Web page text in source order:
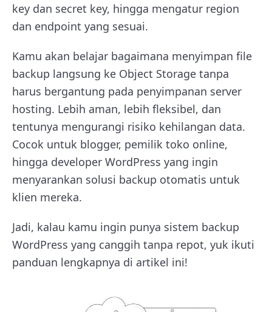
key dan secret key, hingga mengatur region
dan endpoint yang sesuai.
Kamu akan belajar bagaimana menyimpan file
backup langsung ke Object Storage tanpa
harus bergantung pada penyimpanan server
hosting. Lebih aman, lebih fleksibel, dan
tentunya mengurangi risiko kehilangan data.
Cocok untuk blogger, pemilik toko online,
hingga developer WordPress yang ingin
menyarankan solusi backup otomatis untuk
klien mereka.
Jadi, kalau kamu ingin punya sistem backup
WordPress yang canggih tanpa repot, yuk ikuti
panduan lengkapnya di artikel ini!